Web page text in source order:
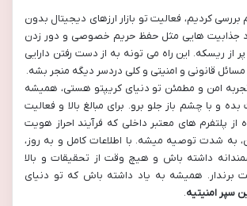
کردیم، فعالیت تو بازار ارزهای دیجیتال بدون
جذابیت هایی مثل حفظ حریم خصوصی و دور زدن
از ریسکه. این راه می تونه به از دست رفتن دارایی
قانونی و امنیتی و کلی دردسر دیگه منجر بشه.
امن و مطمئن تو دنیای کریپتو هستی، همیشه
و با چشم باز جلو برو. برای مبالغ بالا و فعالیت
از پلتفرم های معتبر داخلی که فرآیند احراز هویت
به شدت توصیه میشه. با اطلاعات کامل و به روز،
داشته باش و هیچ وقت از تحقیقات و بالا
برندار. همیشه به یاد داشته باش که تو دنیای
سپر امنیتیه.